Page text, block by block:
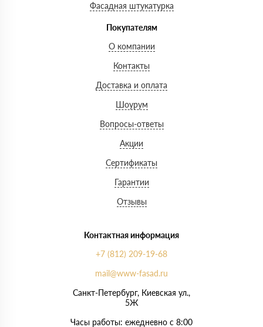
Фасадная штукатурка
Покупателям
О компании
Контакты
Доставка и оплата
Шоурум
Вопросы-ответы
Акции
Сертификаты
Гарантии
Отзывы
Контактная информация
+7 (812) 209-19-68
mail@www-fasad.ru
Санкт-Петербург, ​Киевская ул.,
5Ж
Часы работы: ежедневно с 8:00